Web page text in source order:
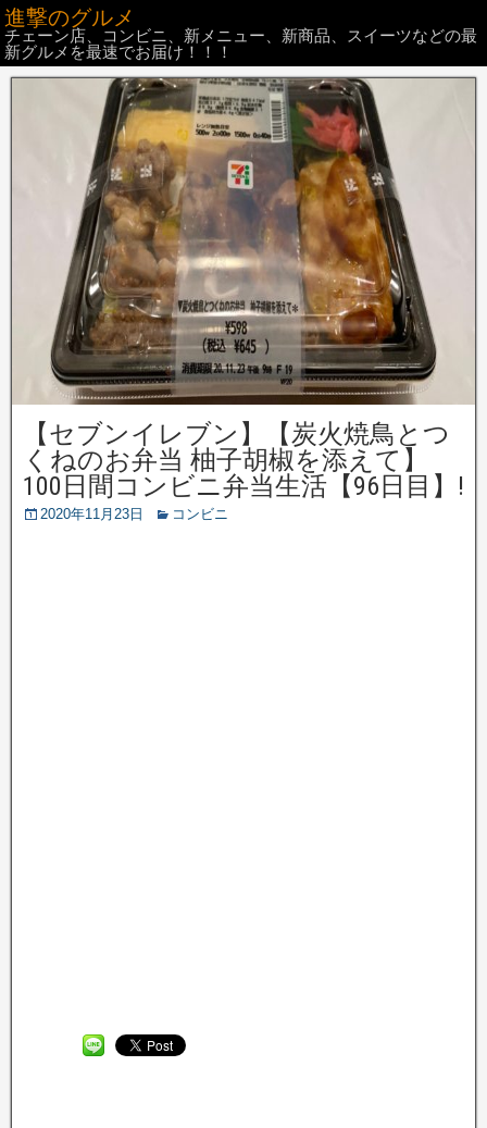
進撃のグルメ
チェーン店、コンビニ、新メニュー、新商品、スイーツなどの最
新グルメを最速でお届け！！！
【セブンイレブン】【炭火焼鳥とつ
くねのお弁当 柚子胡椒を添えて】
100日間コンビニ弁当生活【96日目】!
2020年11月23日 コンビニ